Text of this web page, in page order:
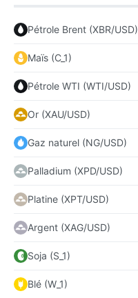
Pétrole Brent (XBR/USD)
Maïs (C_1)
Pétrole WTI (WTI/USD)
Or (XAU/USD)
Gaz naturel (NG/USD)
Palladium (XPD/USD)
Platine (XPT/USD)
Argent (XAG/USD)
Soja (S_1)
Blé (W_1)